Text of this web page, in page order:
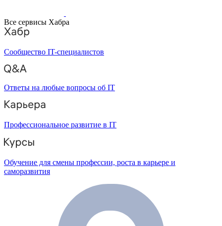
Все сервисы Хабра
Сообщество IT-специалистов
Ответы на любые вопросы об IT
Профессиональное развитие в IT
Обучение для смены профессии, роста в карьере и
саморазвития